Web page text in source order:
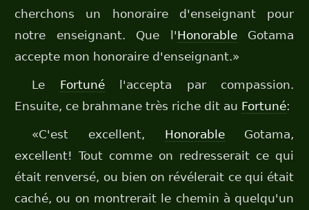
cherchons un honoraire d'enseignant pour
notre enseignant. Que l'HonorableGotama
accepte mon honoraire d'enseignant.»
Le Fortunél'accepta par compassion.
Ensuite, ce brahmane très riche dit au Fortuné:
«C'est excellent, HonorableGotama,
excellent! Tout comme on redresserait ce qui
était renversé, ou bien on révélerait ce qui était
caché, ou on montrerait le chemin à quelqu'un